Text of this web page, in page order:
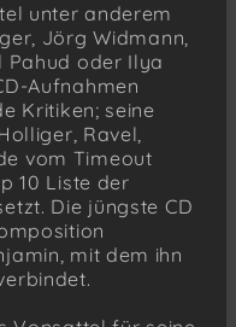
unter anderem
Jörg Widmann,
Pahud oder Ilya
Aufnahmen
Kritiken; seine
Ravel,
vom Timeout
10 Liste der
Die jüngste CD
mit dem ihn